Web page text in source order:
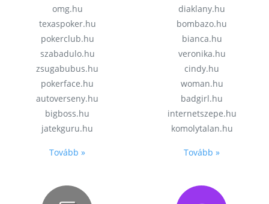
omg.hu
texaspoker.hu
pokerclub.hu
szabadulo.hu
zsugabubus.hu
pokerface.hu
autoverseny.hu
bigboss.hu
jatekguru.hu
Tovább »
diaklany.hu
bombazo.hu
bianca.hu
veronika.hu
cindy.hu
woman.hu
badgirl.hu
internetszepe.hu
komolytalan.hu
Tovább »